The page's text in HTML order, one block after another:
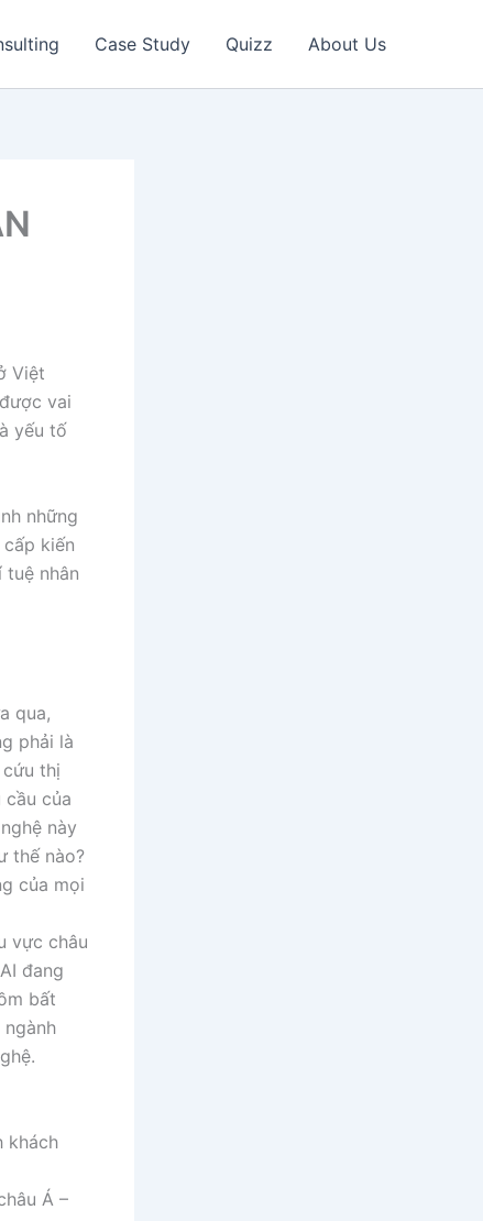
Case Study Quizz About Us
Việt
vai
yếu tố
những
kiến
nhân
qua,
phải là
thị
của
này
thế nào?
của mọi
vực châu
đang
bất
khách
Á –